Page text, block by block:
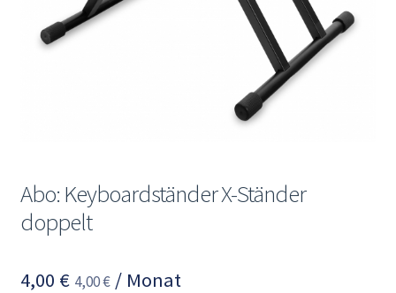
Abo: Keyboardständer X-Ständer
doppelt
4,00 € 4,00€ / Monat